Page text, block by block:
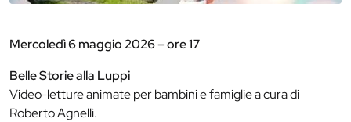
Mercoledì 6 maggio 2026 – ore 17
Belle Storie alla Luppi
Video-letture animate per bambini e famiglie a cura di
Roberto Agnelli.